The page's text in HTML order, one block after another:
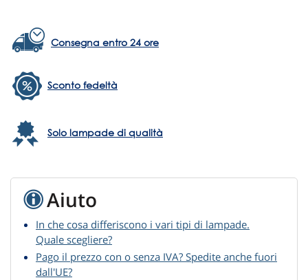
Consegna entro 24 ore
Sconto fedeltà
Solo lampade di qualità
Aiuto
In che cosa differiscono i vari tipi di lampade.
Quale scegliere?
Pago il prezzo con o senza IVA? Spedite anche fuori
dall'UE?